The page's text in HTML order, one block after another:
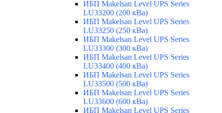
ИБП Makelsan Level UPS Series
LU33200 (200 кВа)
ИБП Makelsan Level UPS Series
LU33250 (250 кВа)
ИБП Makelsan Level UPS Series
LU33300 (300 кВа)
ИБП Makelsan Level UPS Series
LU33400 (400 кВа)
ИБП Makelsan Level UPS Series
LU33500 (500 кВа)
ИБП Makelsan Level UPS Series
LU33600 (600 кВа)
ИБП Makelsan Level UPS Series